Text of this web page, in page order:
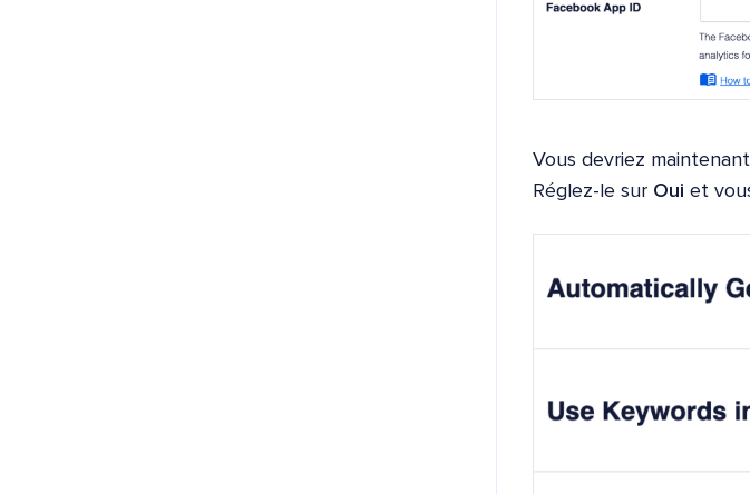
Vous devriez
Réglez-le sur Oui et